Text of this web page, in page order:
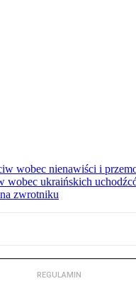
wobec nienawiści i
wobec ukraińskich
zwrotniku
REGULAMIN